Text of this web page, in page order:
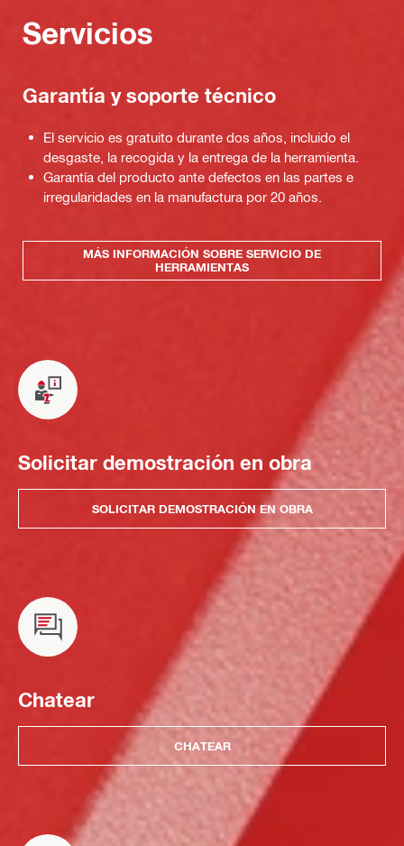
Servicios
Garantía y soporte técnico
El servicio es gratuito durante dos años, incluido el
desgaste, la recogida y la entrega de la herramienta.
Garantía del producto ante defectos en las partes e
irregularidades en la manufactura por 20 años.
MÁS INFORMACIÓN SOBRE SERVICIO DE
HERRAMIENTAS
Solicitar demostración en obra
SOLICITAR DEMOSTRACIÓN EN OBRA
Chatear
CHATEAR